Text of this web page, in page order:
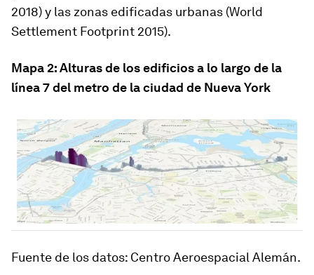
2018) y las zonas edificadas urbanas (World
Settlement Footprint 2015).
Mapa 2: Alturas de los edificios a lo largo de la
línea 7 del metro de la ciudad de Nueva York
Fuente de los datos: Centro Aeroespacial Alemán.